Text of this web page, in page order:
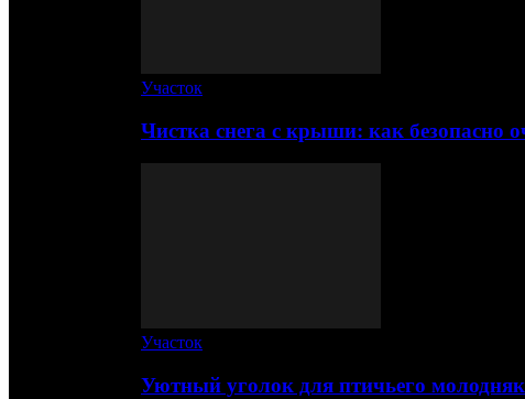
Участок
Чистка снега с крыши: как безопасно
Участок
Уютный уголок для птичьего